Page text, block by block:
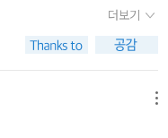
과 발달한 기술력으로 모
은 이제 찾아볼 수 없습
찍하게도 인간적인 일입
죽어야 할 필연적인 이유
장의 시대나 지금이나
쳐 다닌다. 하늘을 모독하
지도 모른다. 내 심장이
을 억누르는 무게이기 때
쇠가 없다. 223-224반대하
되어야 할 어떤 '우연적'
현재진행형의 시간을 살
인류의 보편적인 무의식적
발목잡혀 살아가는 현
층을 뚫고 출현할 수 있는
더보기